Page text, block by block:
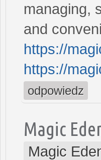
managing,
and
https://
https://
odpowiedz
Magic
Magic